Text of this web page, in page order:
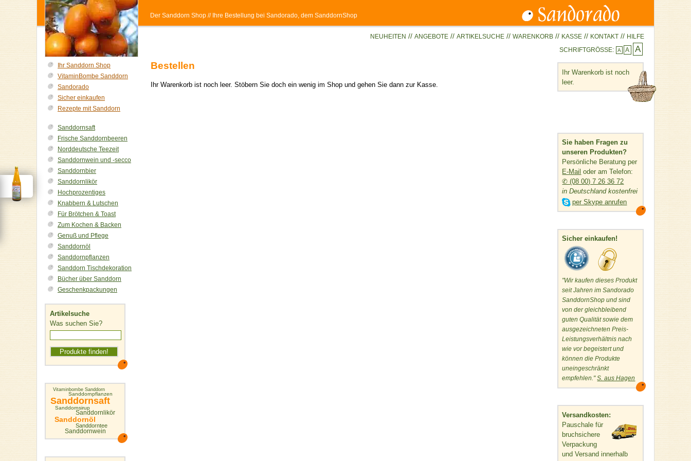
Der Sanddorn Shop // Ihre Bestellung bei Sandorado, dem SanddornShop
NEUHEITEN // ANGEBOTE // ARTIKELSUCHE // WARENKORB // KASSE // KONTAKT // HILFE
Ihr Sanddorn Shop
VitaminBombe Sanddorn
Sandorado
Sicher einkaufen
Rezepte mit Sanddorn
Sanddornsaft
Frische Sanddornbeeren
Norddeutsche Teezeit
Sanddornwein und -secco
Sanddornbier
Sanddornlikör
Hochprozentiges
Knabbern & Lutschen
Für Brötchen & Toast
Zum Kochen & Backen
Genuß und Pflege
Sanddornöl
Sanddornpflanzen
Sanddorn Tischdekoration
Bücher über Sanddorn
Geschenkpackungen
Artikelsuche
Was suchen Sie?
Vitaminbombe Sanddorn
Sanddornpflanzen
Sanddornsaft
Sanddornsirup
Sanddornlikör
Sanddornöl
Sanddorntee
Sanddornwein
SCHRIFTGRÖSSE: A A A
Ihr Warenkorb ist noch
leer.
Sie haben Fragen zu
unseren Produkten?
Persönliche Beratung per
E-Mail oder am Telefon:
✆ (08 00) 7 26 36 72
in Deutschland kostenfrei
 per Skype anrufen
Sicher einkaufen!
"Wir kaufen dieses Produkt
seit Jahren im Sandorado
SanddornShop und sind
von der gleichbleibend
guten Qualität sowie dem
ausgezeichneten Preis-
Leistungsverhältnis nach
wie vor begeistert und
können die Produkte
uneingeschränkt
empfehlen."S. aus Hagen
Versandkosten:
Pauschale für
bruchsichere
Verpackung
und Versand innerhalb
Bestellen
Ihr Warenkorb ist noch leer. Stöbern Sie doch ein wenig im Shop und gehen Sie dann zur Kasse.